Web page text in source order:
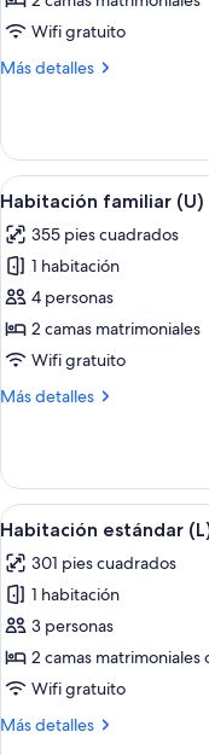
Double
Room
Wifi gratuito
Más detalles
Más
Room
Standard
Abrir
todas
las
fotos
de
Habitación
familiar
4
Habitación familiar (U)
355 pies cuadrados
1 habitación
4 personas
2 camas matrimoniales
Wifi gratuito
Más detalles
Más
familiar
(U)
Abrir
todas
las
fotos
de
Habitación
estándar
4
Habitación estándar
301 pies cuadrados
1 habitación
3 personas
2 camas matrimoniales
Wifi gratuito
Más detalles
Más